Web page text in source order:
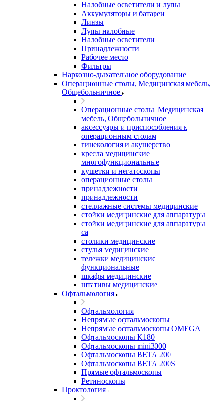
Налобные осветители и лупы
Аккумуляторы и батареи
Линзы
Лупы налобные
Налобные осветители
Принадлежности
Рабочее место
Фильтры
Наркозно-дыхательное оборудование
Операционные столы, Медицинская мебель,
Общебольничное
Операционные столы, Медицинская
мебель, Общебольничное
аксессуары и приспособления к
операционным столам
гинекология и акушерство
кресла медицинские
многофункциональные
кушетки и негатоскопы
операционные столы
принадлежности
принадлежности
стеллажные системы медицинские
стойки медицинские для аппаратуры
стойки медицинские для аппаратуры
са
столики медицинские
стулья медицинские
тележки медицинские
функциональные
шкафы медицинские
штативы медицинские
Офтальмология
Офтальмология
Непрямые офтальмоскопы
Непрямые офтальмоскопы OMEGA
Офтальмоскопы K180
Офтальмоскопы mini3000
Офтальмоскопы ВЕТА 200
Офтальмоскопы ВЕТА 200S
Прямые офтальмоскопы
Ретиноскопы
Проктология